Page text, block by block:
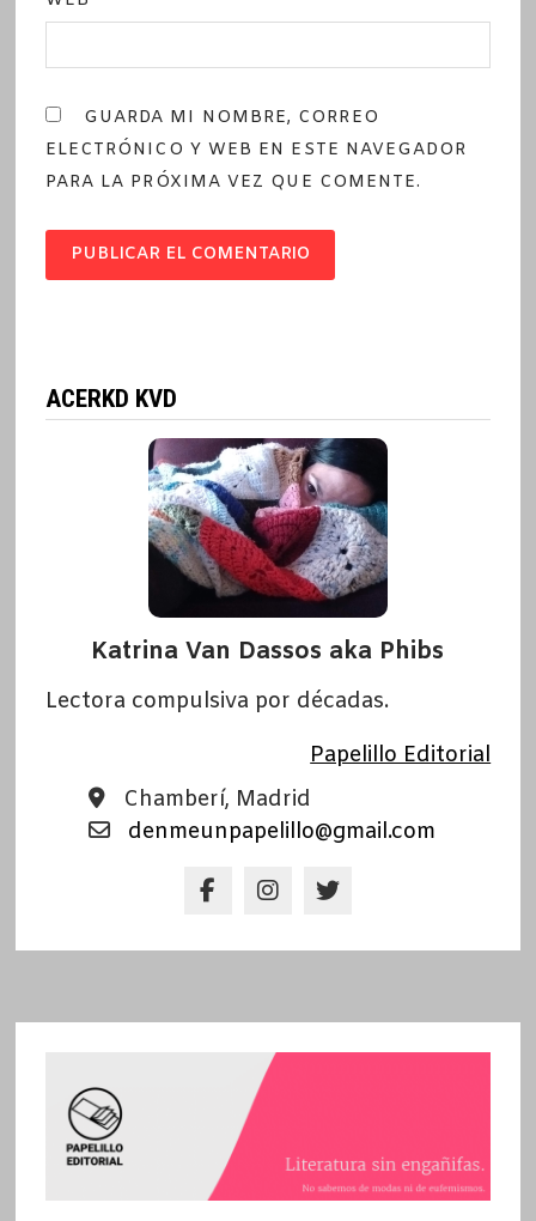
GUARDA MI NOMBRE, CORREO
ELECTRÓNICO Y WEB EN ESTE NAVEGADOR
PARA LA PRÓXIMA VEZ QUE COMENTE.
ACERKD KVD
Katrina Van Dassos aka Phibs
Lectora compulsiva por décadas.
Papelillo Editorial
Chamberí, Madrid
denmeunpapelillo@gmail.com